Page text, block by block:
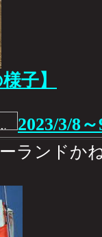
子】
2023/3/8～
ランドか